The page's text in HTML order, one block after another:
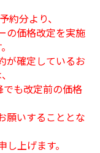
約分より、
の価格改定を実施
が確定しているお
も改定前の価格
願いすることとな
上げます。